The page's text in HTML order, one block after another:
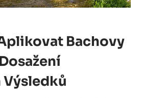
Bachovy